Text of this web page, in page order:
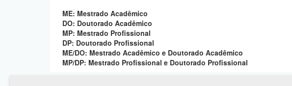
ME: Mestrado Acadêmico
DO: Doutorado Acadêmico
MP: Mestrado Profissional
DP: Doutorado Profissional
ME/DO: Mestrado Acadêmico e Doutorado Acadêmico
MP/DP: Mestrado Profissional e Doutorado Profissional